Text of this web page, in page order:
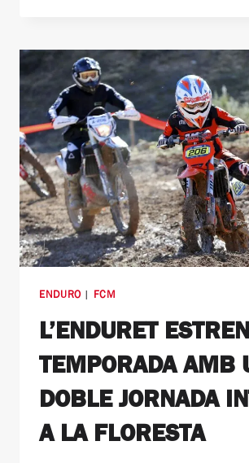
ENDURO| FCM
L’ENDURET
TEMPORADA AMB
DOBLE JORNADA
A LA FLORESTA